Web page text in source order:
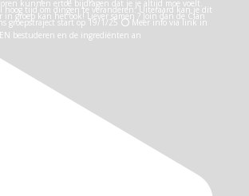
bestuderen en de ingrediënten an